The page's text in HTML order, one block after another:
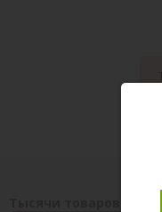
Тысячи товаров у